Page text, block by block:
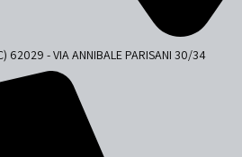
62029 - VIA ANNIBALE PARISANI 30/34